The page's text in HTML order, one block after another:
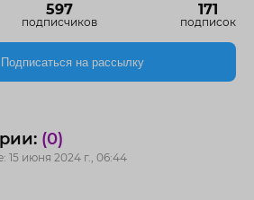
597
подписчиков
171
подписок
Подписаться на рассылку
(0)
июня 2024 г., 06:44